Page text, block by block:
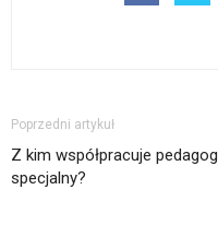
Poprzedni artykuł
Z kim współpracuje pedagog
specjalny?